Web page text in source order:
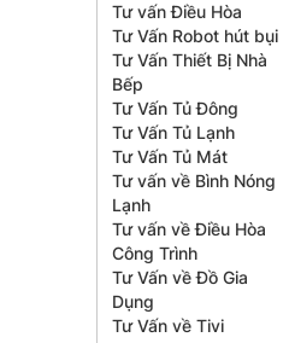
Tư vấn Điều Hòa
Tư Vấn Robot hút bụi
Tư Vấn Thiết Bị Nhà
Bếp
Tư Vấn Tủ Đông
Tư Vấn Tủ Lạnh
Tư Vấn Tủ Mát
Tư vấn về Bình Nóng
Lạnh
Tư vấn về Điều Hòa
Công Trình
Tư Vấn về Đồ Gia
Dụng
Tư Vấn về Tivi